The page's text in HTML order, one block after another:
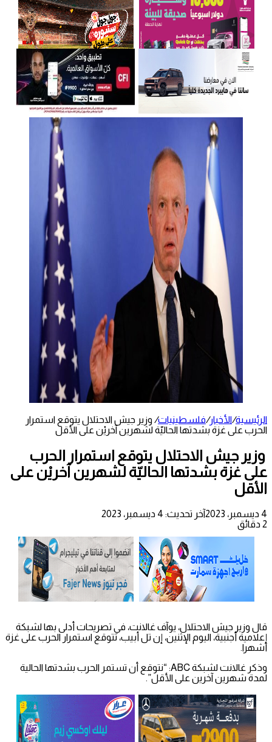
الرئيسية/الأخبار/فلسطينيات/ وزير جيش الاحتلال يتوقع استمرار
الحرب على غزة بشدتها الحاليّة لشهرين آخريْن على الأقل
وزير جيش الاحتلال يتوقع استمرار الحرب
على غزة بشدتها الحاليّة لشهرين آخريْن على
الأقل
4 ديسمبر، 2023
آخر تحديث: 4 ديسمبر، 2023
2 دقائق
قال وزير جيش الاحتلال، يوآف غالانت، في تصريحات أدلى بها لشبكة
إعلامية أجنبية، اليوم الإثنين، إن تل أبيب، تتوقع استمرار الحرب على غزة
أشهرا.
وذكر غالانت لشبكة ABC: “نتوقع أن تستمر الحرب بشدتها الحالية
لمدة شهرين آخرين على الأقل”.